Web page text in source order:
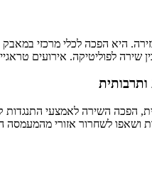
שלטה בזירה. היא הפכה לכלי
לפוליטיקה. אירועים
השירה לאמצעי התנגדות
לשחרור אזורי מהמעמסה